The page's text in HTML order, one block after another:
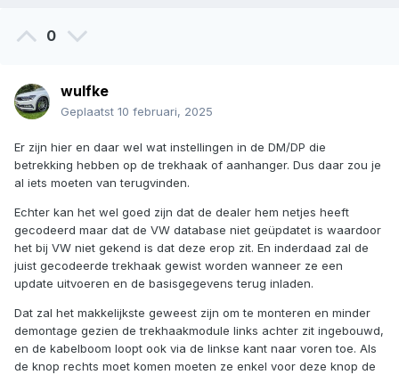
0
wulfke
Geplaatst 10 februari, 2025
Er zijn hier en daar wel wat instellingen in de DM/DP die
betrekking hebben op de trekhaak of aanhanger. Dus daar zou je
al iets moeten van terugvinden.
Echter kan het wel goed zijn dat de dealer hem netjes heeft
gecodeerd maar dat de VW database niet geüpdatet is waardoor
het bij VW niet gekend is dat deze erop zit. En inderdaad zal de
juist gecodeerde trekhaak gewist worden wanneer ze een
update uitvoeren en de basisgegevens terug inladen.
Dat zal het makkelijkste geweest zijn om te monteren en minder
demontage gezien de trekhaakmodule links achter zit ingebouwd,
en de kabelboom loopt ook via de linkse kant naar voren toe. Als
de knop rechts moet komen moeten ze enkel voor deze knop de